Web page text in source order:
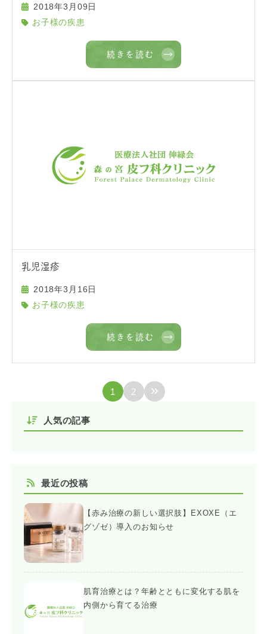
2018年3月09日
お子様の疾患
続きを読む
乳児湿疹
2018年3月16日
お子様の疾患
続きを読む
1 2 »
人気の記事
最近の投稿
【赤み治療の新しい選択肢】EXOXE（エ
グゾゼ）導入のお知らせ
肌育治療とは？年齢とともに変化する肌を
内側から育てる治療